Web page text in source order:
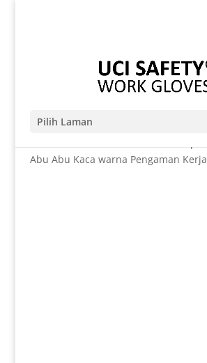
Pilih Laman
Abu Abu Kaca warna Pengaman Kerja